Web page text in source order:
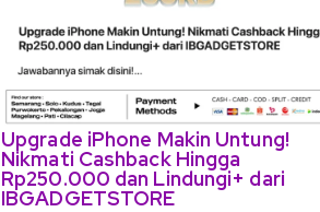
Upgrade iPhone Makin Untung!
Nikmati Cashback Hingga
Rp250.000 dan Lindungi+ dari
IBGADGETSTORE